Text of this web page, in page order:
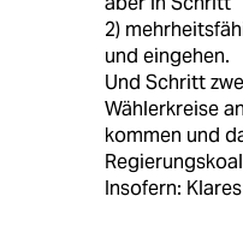
2)
und eingehen.
Und Schritt
Wählerkreise
kommen und
Insofern: